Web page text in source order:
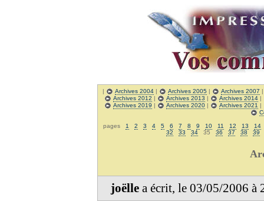
| Archives 2004 | Archives 2005 | Archives 2007
Archives 2012 | Archives 2013 | Archives 2014|
Archives 2019 | Archives 2020| Archives 2021 |
pages 1 2 3 4 5 6 7 8 9 10 11 12 13
14
32
33 3435 36 37 38 39
joëlle a écrit, le 03/05/2006 à